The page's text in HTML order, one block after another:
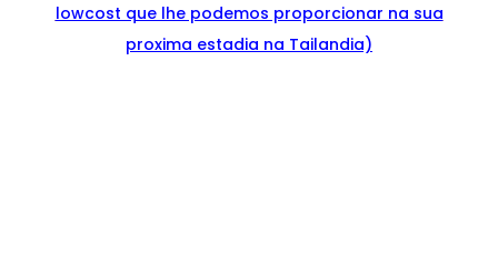
lowcost que lhe podemos proporcionar na sua
proxima estadia na Tailandia)